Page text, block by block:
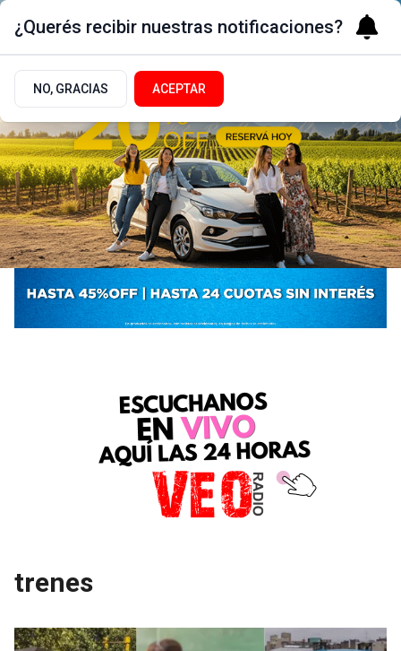
trenes
¿Querés recibir nuestras notificaciones?
NO, GRACIAS ACEPTAR